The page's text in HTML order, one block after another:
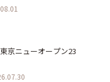
京ニューオープン23